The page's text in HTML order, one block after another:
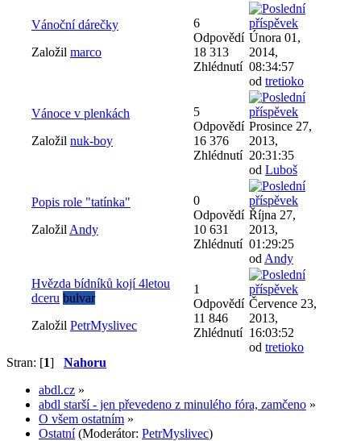
Vánoční dárečky
Založil marco
6
Odpovědí
18 313
Zhlédnutí
Února 01,
2014,
08:34:57
od tretioko
Vánoce v plenkách
Založil nuk-boy
5
Odpovědí
16 376
Zhlédnutí
Prosince 27,
2013,
20:31:35
od Luboš
Popis role "tatínka"
Založil Andy
0
Odpovědí
10 631
Zhlédnutí
Října 27,
2013,
01:29:25
od Andy
Hvězda bídníků kojí 4letou
dceru bulvar
Založil PetrMyslivec
1
Odpovědí
11 846
Zhlédnutí
Července 23,
2013,
16:03:52
od tretioko
Stran: [1] Nahoru
abdl.cz »
abdl starší - jen převedeno z minulého fóra, zamčeno »
O všem ostatním »
Ostatní(Moderátor: PetrMyslivec)